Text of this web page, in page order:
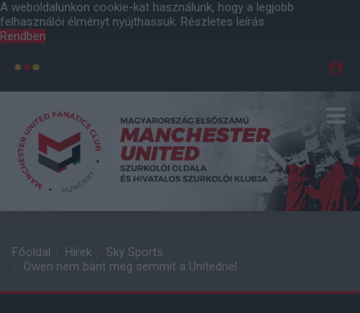
A weboldalunkon cookie-kat használunk, hogy a legjobb
felhasználói élményt nyújthassuk. Részletes leírás
Rendben
Főoldal Hírek
Sky Sports
Owen nem bánt meg semmit a Unitednél